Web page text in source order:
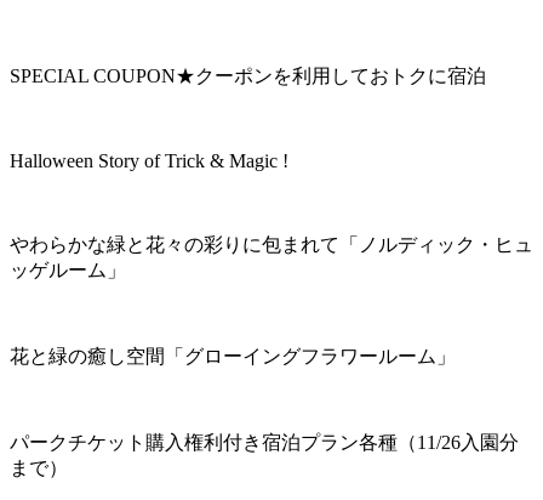
SPECIAL COUPON★クーポンを利用しておトクに宿泊
Halloween Story of Trick & Magic !
やわらかな緑と花々の彩りに包まれて「ノルディック・ヒュ
ッゲルーム」
花と緑の癒し空間「グローイングフラワールーム」
パークチケット購入権利付き宿泊プラン各種（11/26入園分
まで）